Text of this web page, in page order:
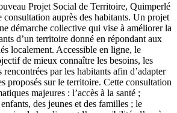
Projet Social de Territoire, Quimperlé
consultation auprès des habitants. Un projet
démarche collective qui vise à améliorer la
d’un territoire donné en répondant aux
localement. Accessible en ligne, le
de mieux connaître les besoins, les
par les habitants afin d’adapter
proposés sur le territoire. Cette consultation
majeures : l’accès à la santé ;
des jeunes et des familles ; le